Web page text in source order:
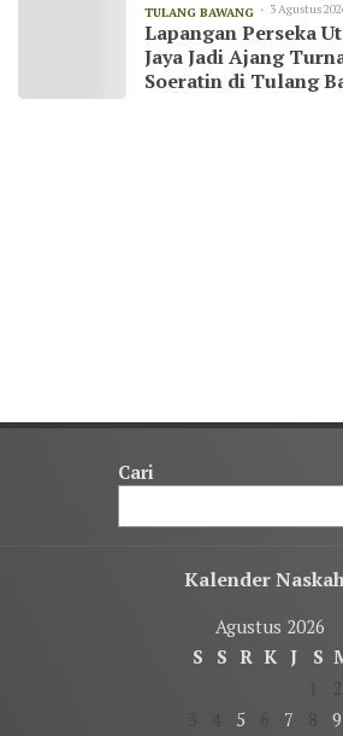
TULANG BAWANG 3 Agustus
Lapangan Perseka
Jaya Jadi Ajang
Soeratin di Tulang
Cari
Kalender
Agustus 2026
S
S R K J S
5 7
9